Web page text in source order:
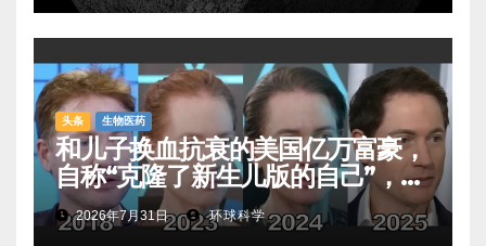
头条 生物医药
和儿子换血抗衰的美国亿万富豪，
自称“克隆了新生儿版的自己”，真
相是……
2026年7月31日 环球科学